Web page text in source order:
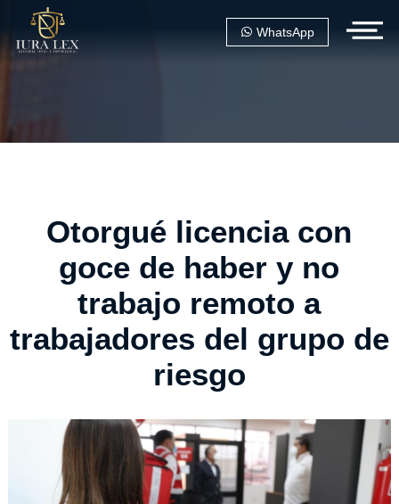
WhatsApp
Otorgué licencia con
goce de haber y no
trabajo remoto a
trabajadores del grupo de
riesgo